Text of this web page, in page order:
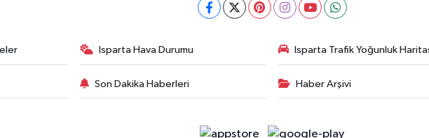
Isparta Hava Durumu Isparta Trafik Yoğunluk
Son Dakika Haberleri Haber Arşivi